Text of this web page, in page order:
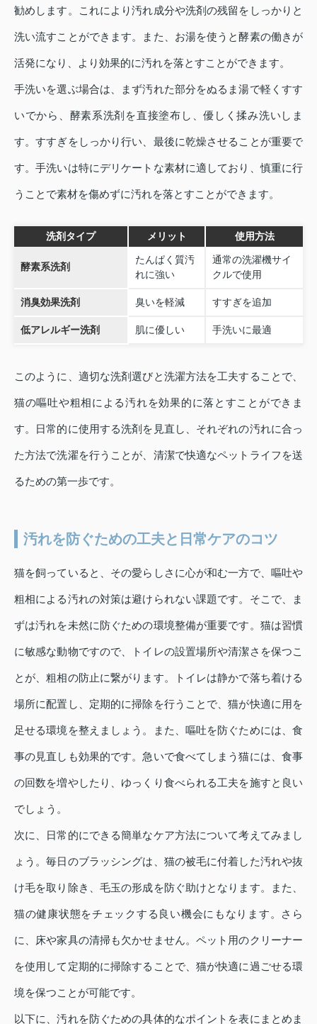
勧めします。これにより汚れ成分や洗剤の残留をしっかりと
洗い流すことができます。また、お湯を使うと酵素の働きが
活発になり、より効果的に汚れを落とすことができます。
手洗いを選ぶ場合は、まず汚れた部分をぬるま湯で軽くすす
いでから、酵素系洗剤を直接塗布し、優しく揉み洗いしま
す。すすぎをしっかり行い、最後に乾燥させることが重要で
す。手洗いは特にデリケートな素材に適しており、慎重に行
うことで素材を傷めずに汚れを落とすことができます。
洗剤タイプ メリット 使用方法
酵素系洗剤
たんぱく質汚
れに強い
通常の洗濯機サイ
クルで使用
消臭効果洗剤 臭いを軽減 すすぎを追加
低アレルギー洗剤 肌に優しい 手洗いに最適
このように、適切な洗剤選びと洗濯方法を工夫することで、
猫の嘔吐や粗相による汚れを効果的に落とすことができま
す。日常的に使用する洗剤を見直し、それぞれの汚れに合っ
た方法で洗濯を行うことが、清潔で快適なペットライフを送
るための第一歩です。
汚れを防ぐための工夫と日常ケアのコツ
猫を飼っていると、その愛らしさに心が和む一方で、嘔吐や
粗相による汚れの対策は避けられない課題です。そこで、ま
ずは汚れを未然に防ぐための環境整備が重要です。猫は習慣
に敏感な動物ですので、トイレの設置場所や清潔さを保つこ
とが、粗相の防止に繋がります。トイレは静かで落ち着ける
場所に配置し、定期的に掃除を行うことで、猫が快適に用を
足せる環境を整えましょう。また、嘔吐を防ぐためには、食
事の見直しも効果的です。急いで食べてしまう猫には、食事
の回数を増やしたり、ゆっくり食べられる工夫を施すと良い
でしょう。
次に、日常的にできる簡単なケア方法について考えてみまし
ょう。毎日のブラッシングは、猫の被毛に付着した汚れや抜
け毛を取り除き、毛玉の形成を防ぐ助けとなります。また、
猫の健康状態をチェックする良い機会にもなります。さら
に、床や家具の清掃も欠かせません。ペット用のクリーナー
を使用して定期的に掃除することで、猫が快適に過ごせる環
境を保つことが可能です。
以下に、汚れを防ぐための具体的なポイントを表にまとめま